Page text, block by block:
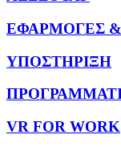
ΕΦΑΡΜΟΓΕΣ
ΥΠΟΣΤΗΡΙΞΗ
VR FOR WORK